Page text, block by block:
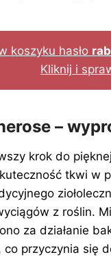
koszyku hasło
Kliknij i
–
krok do
tkwi w
z roślin.
za działanie
co przyczynia